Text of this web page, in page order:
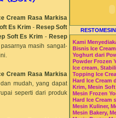
Cream Rasa Markisa
Es Krim - Resep Soft
Soft Es Krim - Resep
masih sangat-
Cream Rasa Markisa
mudah, yang dapat
seperti dari produk
Kami
Bisnis Ice
Yoghurt dari
Powder Frozen
Ice cream,
Topping Ice
Hard Ice Cream
Krim, Mesin Soft
Mesin Frozen
Hard Ice Cream
Mesin Kuliner,
Mesin Bakery,